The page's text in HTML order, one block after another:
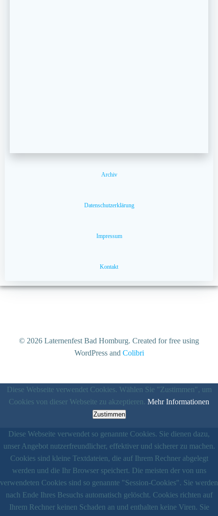
Archiv
Datenschutzerklärung
Impressum
Kontakt
© 2026 Laternenfest Bad Homburg. Created for free using
WordPress and Colibri
Diese Webseite verwendet Cookies. Wählen Sie "Zustimmen", um
Cookies von dieser Webseite zu akzeptieren. Mehr Informationen
Zustimmen
Diese Webseite verwendet so genannte Cookies. Sie dienen dazu,
unser Angebot nutzerfreundlicher, effektiver und sicherer zu machen.
Cookies sind kleine Textdateien, die auf Ihrem Rechner abgelegt
werden und die Ihr Browser speichert. Die meisten der von uns
verwendeten Cookies sind so genannte "Session-Cookies". Sie werden
nach Ende Ihres Besuchs automatisch gelöscht. Cookies richten auf
Ihrem Rechner keinen Schaden an und enthalten keine Viren. Sie